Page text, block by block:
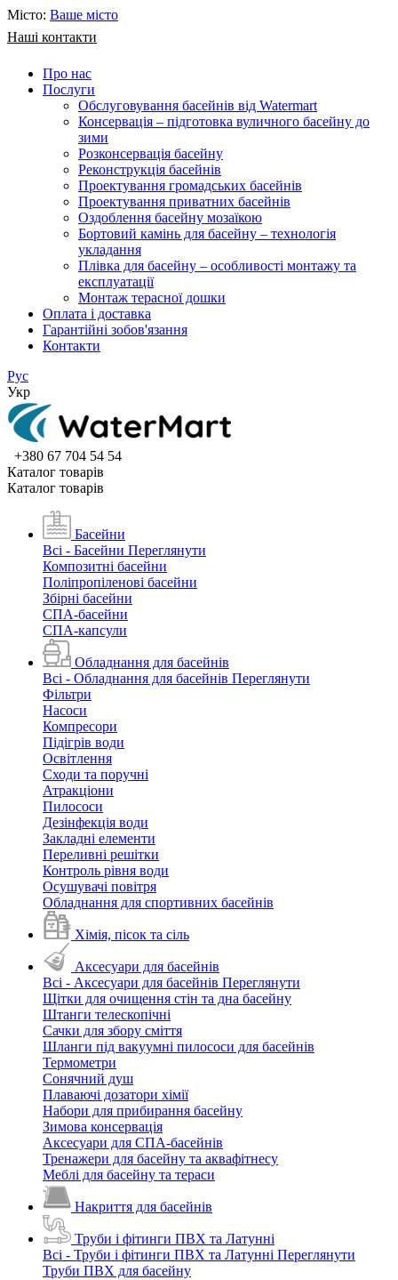
Місто: Ваше місто
Наші контакти
Про нас
Послуги
Обслуговування басейнів від Watermart
Консервація – підготовка вуличного басейну до
зими
Розконсервація басейну
Реконструкція басейнів
Проектування громадських басейнів
Проектування приватних басейнів
Оздоблення басейну мозаїкою
Бортовий камінь для басейну – технологія
укладання
Плівка для басейну – особливості монтажу та
експлуатації
Монтаж терасної дошки
Оплата і доставка
Гарантійні зобов'язання
Контакти
Рус
Укр
+380 67 704 54 54
Каталог товарiв
Каталог товарiв
Басейни
Всі - Басейни Переглянути
Композитні басейни
Поліпропіленові басейни
Збірні басейни
СПА-басейни
СПА-капсули
Обладнання для басейнів
Всі - Обладнання для басейнів Переглянути
Фільтри
Насоси
Компресори
Підігрів води
Освітлення
Сходи та поручні
Атракціони
Пилососи
Дезінфекція води
Закладні елементи
Переливні решітки
Контроль рівня води
Осушувачі повітря
Обладнання для спортивних басейнів
Хімія, пісок та сіль
Аксесуари для басейнів
Всі - Аксесуари для басейнів Переглянути
Щітки для очищення стін та дна басейну
Штанги телескопічні
Сачки для збору сміття
Шланги під вакуумні пилососи для басейнів
Термометри
Сонячний душ
Плаваючі дозатори хімії
Набори для прибирання басейну
Зимова консервація
Аксесуари для СПА-басейнів
Тренажери для басейну та аквафітнесу
Меблі для басейну та тераси
Накриття для басейнів
Труби і фітинги ПВХ та Латунні
Всі - Труби і фітинги ПВХ та Латунні Переглянути
Труби ПВХ для басейну